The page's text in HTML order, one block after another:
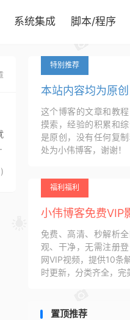
系统集成 脚本/程序
)
特别推荐
本站内容均为原
这个博客的文章和教
摸索，经验的积累和
是原创，没有任何复
处为小伟博客，谢谢！
福利福利
小伟博客免费VIP
免费、高清、秒解析
观、干净，无需注册
网VIP视频，提供10条
时更新，分类齐全，完
置顶推荐